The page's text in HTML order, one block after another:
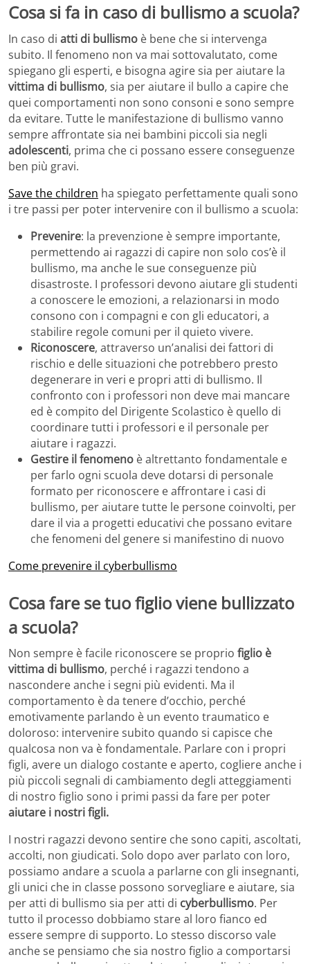
Cosa si fa in caso di bullismo a scuola?
In caso di atti di bullismo è bene che si intervenga
subito. Il fenomeno non va mai sottovalutato, come
spiegano gli esperti, e bisogna agire sia per aiutare la
vittima di bullismo, sia per aiutare il bullo a capire che
quei comportamenti non sono consoni e sono sempre
da evitare. Tutte le manifestazione di bullismo vanno
sempre affrontate sia nei bambini piccoli sia negli
adolescenti, prima che ci possano essere conseguenze
ben più gravi.
Save the children ha spiegato perfettamente quali sono
i tre passi per poter intervenire con il bullismo a scuola:
Prevenire: la prevenzione è sempre importante,
permettendo ai ragazzi di capire non solo cos’è il
bullismo, ma anche le sue conseguenze più
disastroste. I professori devono aiutare gli studenti
a conoscere le emozioni, a relazionarsi in modo
consono con i compagni e con gli educatori, a
stabilire regole comuni per il quieto vivere.
Riconoscere, attraverso un’analisi dei fattori di
rischio e delle situazioni che potrebbero presto
degenerare in veri e propri atti di bullismo. Il
confronto con i professori non deve mai mancare
ed è compito del Dirigente Scolastico è quello di
coordinare tutti i professori e il personale per
aiutare i ragazzi.
Gestire il fenomeno è altrettanto fondamentale e
per farlo ogni scuola deve dotarsi di personale
formato per riconoscere e affrontare i casi di
bullismo, per aiutare tutte le persone coinvolti, per
dare il via a progetti educativi che possano evitare
che fenomeni del genere si manifestino di nuovo
Come prevenire il cyberbullismo
Cosa fare se tuo figlio viene bullizzato
a scuola?
Non sempre è facile riconoscere se proprio figlio è
vittima di bullismo, perché i ragazzi tendono a
nascondere anche i segni più evidenti. Ma il
comportamento è da tenere d’occhio, perché
emotivamente parlando è un evento traumatico e
doloroso: intervenire subito quando si capisce che
qualcosa non va è fondamentale. Parlare con i propri
figli, avere un dialogo costante e aperto, cogliere anche i
più piccoli segnali di cambiamento degli atteggiamenti
di nostro figlio sono i primi passi da fare per poter
aiutare i nostri figli.
I nostri ragazzi devono sentire che sono capiti, ascoltati,
accolti, non giudicati. Solo dopo aver parlato con loro,
possiamo andare a scuola a parlarne con gli insegnanti,
gli unici che in classe possono sorvegliare e aiutare, sia
per atti di bullismo sia per atti di cyberbullismo. Per
tutto il processo dobbiamo stare al loro fianco ed
essere sempre di supporto. Lo stesso discorso vale
anche se pensiamo che sia nostro figlio a comportarsi